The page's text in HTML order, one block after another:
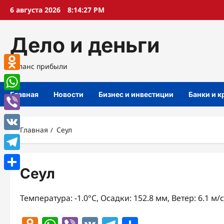
Перейти
6 августа 2026 8:14:28 PM
Дело и деньги
Баланс прибыли
Главная Новости Бизнес и инвестиции Банки и
Главная Сеул
Сеул
Температура: -1.0°C, Осадки: 152.8 мм, Ветер: 6.1 м/
Odnoklassniki
WhatsApp
Viber
VK
Telegram
Отправить